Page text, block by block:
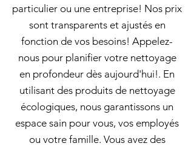
particulier ou une entreprise! Nos prix
sont transparents et ajustés en
fonction de vos besoins! Appelez-
nous pour planifier votre nettoyage
en profondeur dès aujourd'hui!. En
utilisant des produits de nettoyage
écologiques, nous garantissons un
espace sain pour vous, vos employés
ou votre famille. Vous avez des